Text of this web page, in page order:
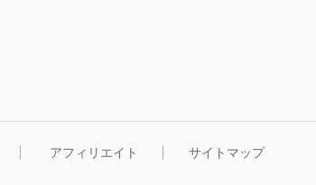
アフィリエイト サイトマップ